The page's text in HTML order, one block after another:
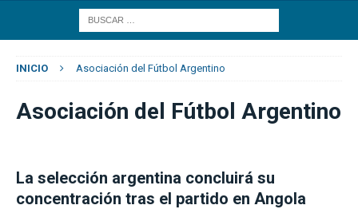
INICIO Asociación del Fútbol Argentino
Asociación del Fútbol Argentino
La selección argentina concluirá su
concentración tras el partido en Angola